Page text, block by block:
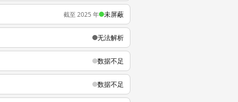
截至 2025 年 未屏蔽
无法解析
数据不足
数据不足